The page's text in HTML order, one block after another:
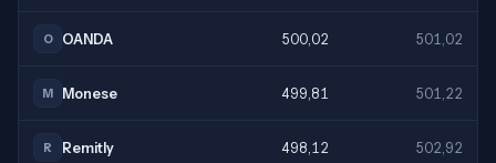
O OANDA 500,02 501,02
M Monese 499,81 501,22
R Remitly 498,12 502,92